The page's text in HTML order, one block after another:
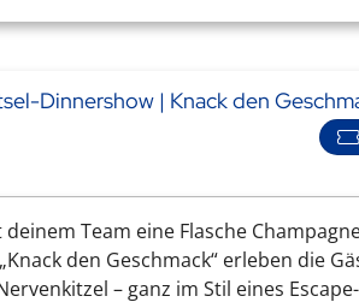
Dinnershow | Knack den
Team eine Flasche
den Geschmack“ erleben die
– ganz im Stil eines